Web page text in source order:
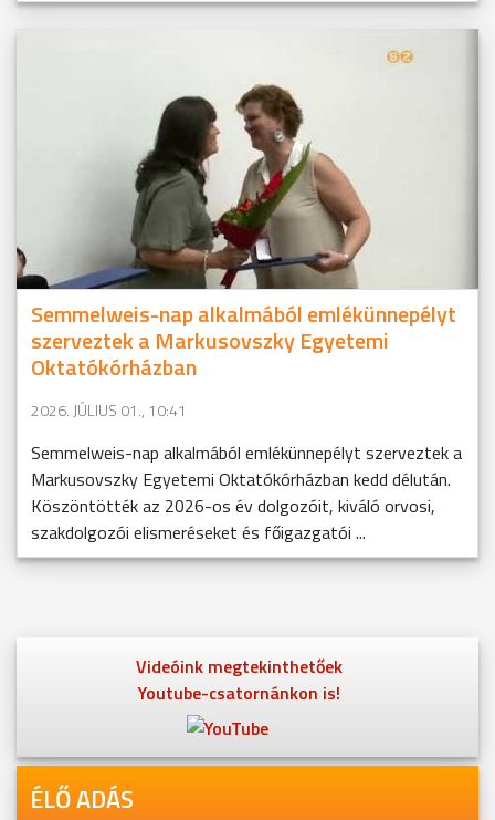
Semmelweis-nap alkalmából emlékünnepélyt
szerveztek a Markusovszky Egyetemi
Oktatókórházban
2026. JÚLIUS 01., 10:41
Semmelweis-nap alkalmából emlékünnepélyt szerveztek a
Markusovszky Egyetemi Oktatókórházban kedd délután.
Köszöntötték az 2026-os év dolgozóit, kiváló orvosi,
szakdolgozói elismeréseket és főigazgatói ...
Videóink megtekinthetőek
Youtube-csatornánkon is!
ÉLŐ ADÁS